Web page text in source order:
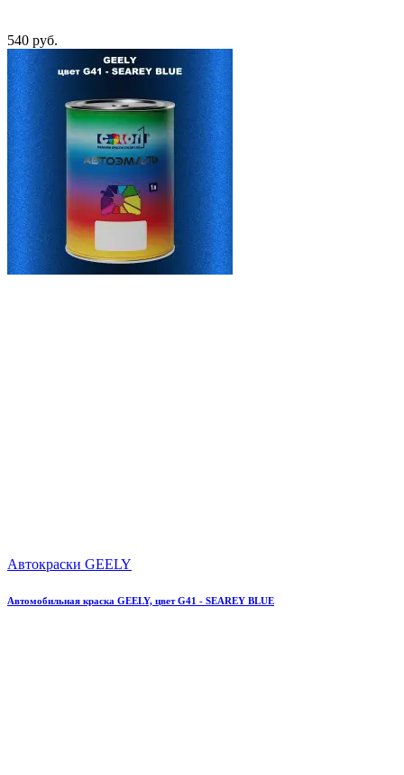
540 руб.
Автокраски GEELY
Автомобильная краска GEELY, цвет G41 - SEAREY BLUE